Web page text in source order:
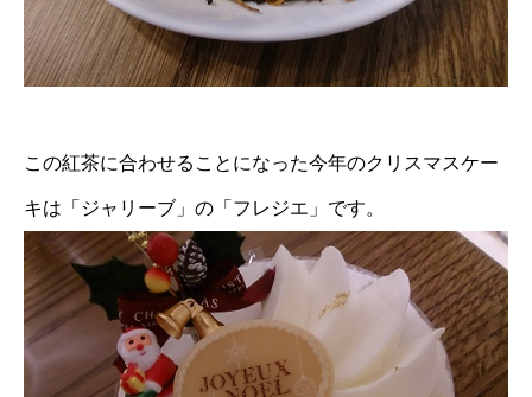
この紅茶に合わせることになった今年のクリスマスケー
キは「ジャリーブ」の「フレジエ」です。